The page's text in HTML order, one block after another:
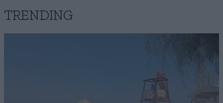
TRENDING